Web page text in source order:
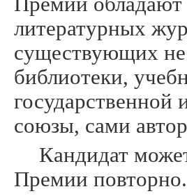
литературных
существующих не
библиотеки,
союзы, сами
Кандидат
Премии повторно.